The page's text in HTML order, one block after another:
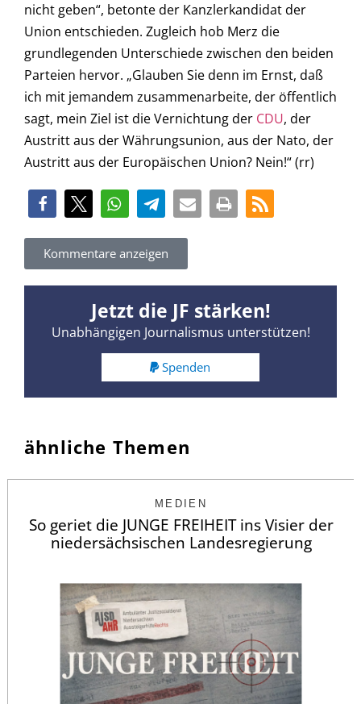
nicht geben“, betonte der Kanzlerkandidat der
Union entschieden. Zugleich hob Merz die
grundlegenden Unterschiede zwischen den beiden
Parteien hervor. „Glauben Sie denn im Ernst, daß
ich mit jemandem zusammenarbeite, der öffentlich
sagt, mein Ziel ist die Vernichtung der CDU, der
Austritt aus der Währungsunion, aus der Nato, der
Austritt aus der Europäischen Union? Nein!“ (rr)
Kommentare anzeigen
Jetzt die JF stärken!
Unabhängigen Journalismus unterstützen!
Spenden
ähnliche Themen
MEDIEN
So geriet die JUNGE FREIHEIT ins Visier der
niedersächsischen Landesregierung